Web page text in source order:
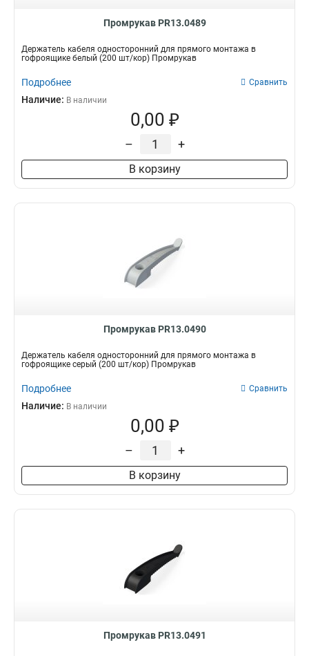
Промрукав PR13.0489
Держатель кабеля односторонний для прямого монтажа в
гофроящике белый (200 шт/кор) Промрукав
Подробнее Сравнить
Наличие: В наличии
0,00 ₽
– +
В корзину
Промрукав PR13.0490
Держатель кабеля односторонний для прямого монтажа в
гофроящике серый (200 шт/кор) Промрукав
Подробнее Сравнить
Наличие: В наличии
0,00 ₽
– +
В корзину
Промрукав PR13.0491